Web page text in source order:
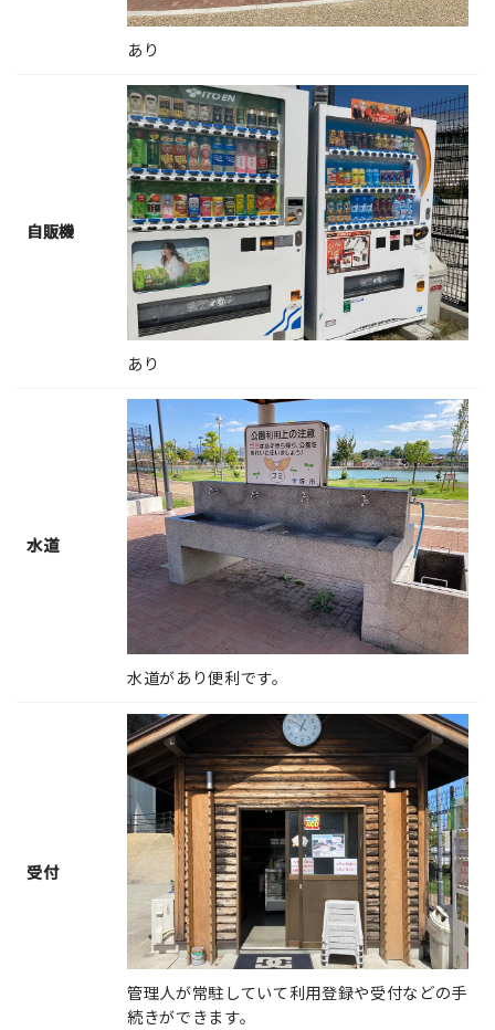
あり
自販機
あり
水道
水道があり便利です。
受付
管理人が常駐していて利用登録や受付などの手
続きができます。